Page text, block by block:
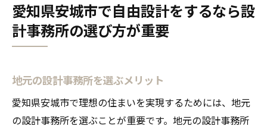
ト
設計事務所との信頼関係の築き方
個性を活かした設計が可能になる理由
ライフスタイルに合わせたプランニング
オリジナルデザインの自由さ
愛知県安城市で自由設計をするなら設
計事務所の選び方が重要
地元の設計事務所を選ぶメリット
愛知県安城市で理想の住まいを実現するためには、地元
の設計事務所を選ぶことが重要です。地元の設計事務所